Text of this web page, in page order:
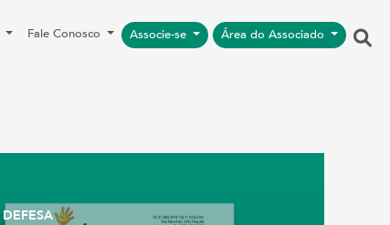
Fale Conosco Associe-se Área do Associado
DEFESA